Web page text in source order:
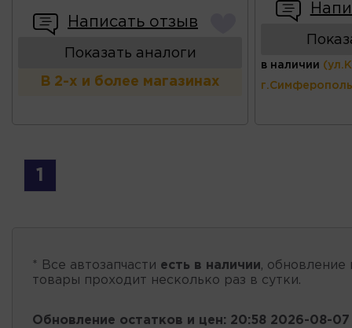
Написать отзыв
Показать аналоги
В 2-х и более магазинах
в наличии
1
* Все автозапчасти есть в наличии, обновление
товары проходит несколько раз в сутки.
Обновление остатков и цен: 20:58 2026-08-07